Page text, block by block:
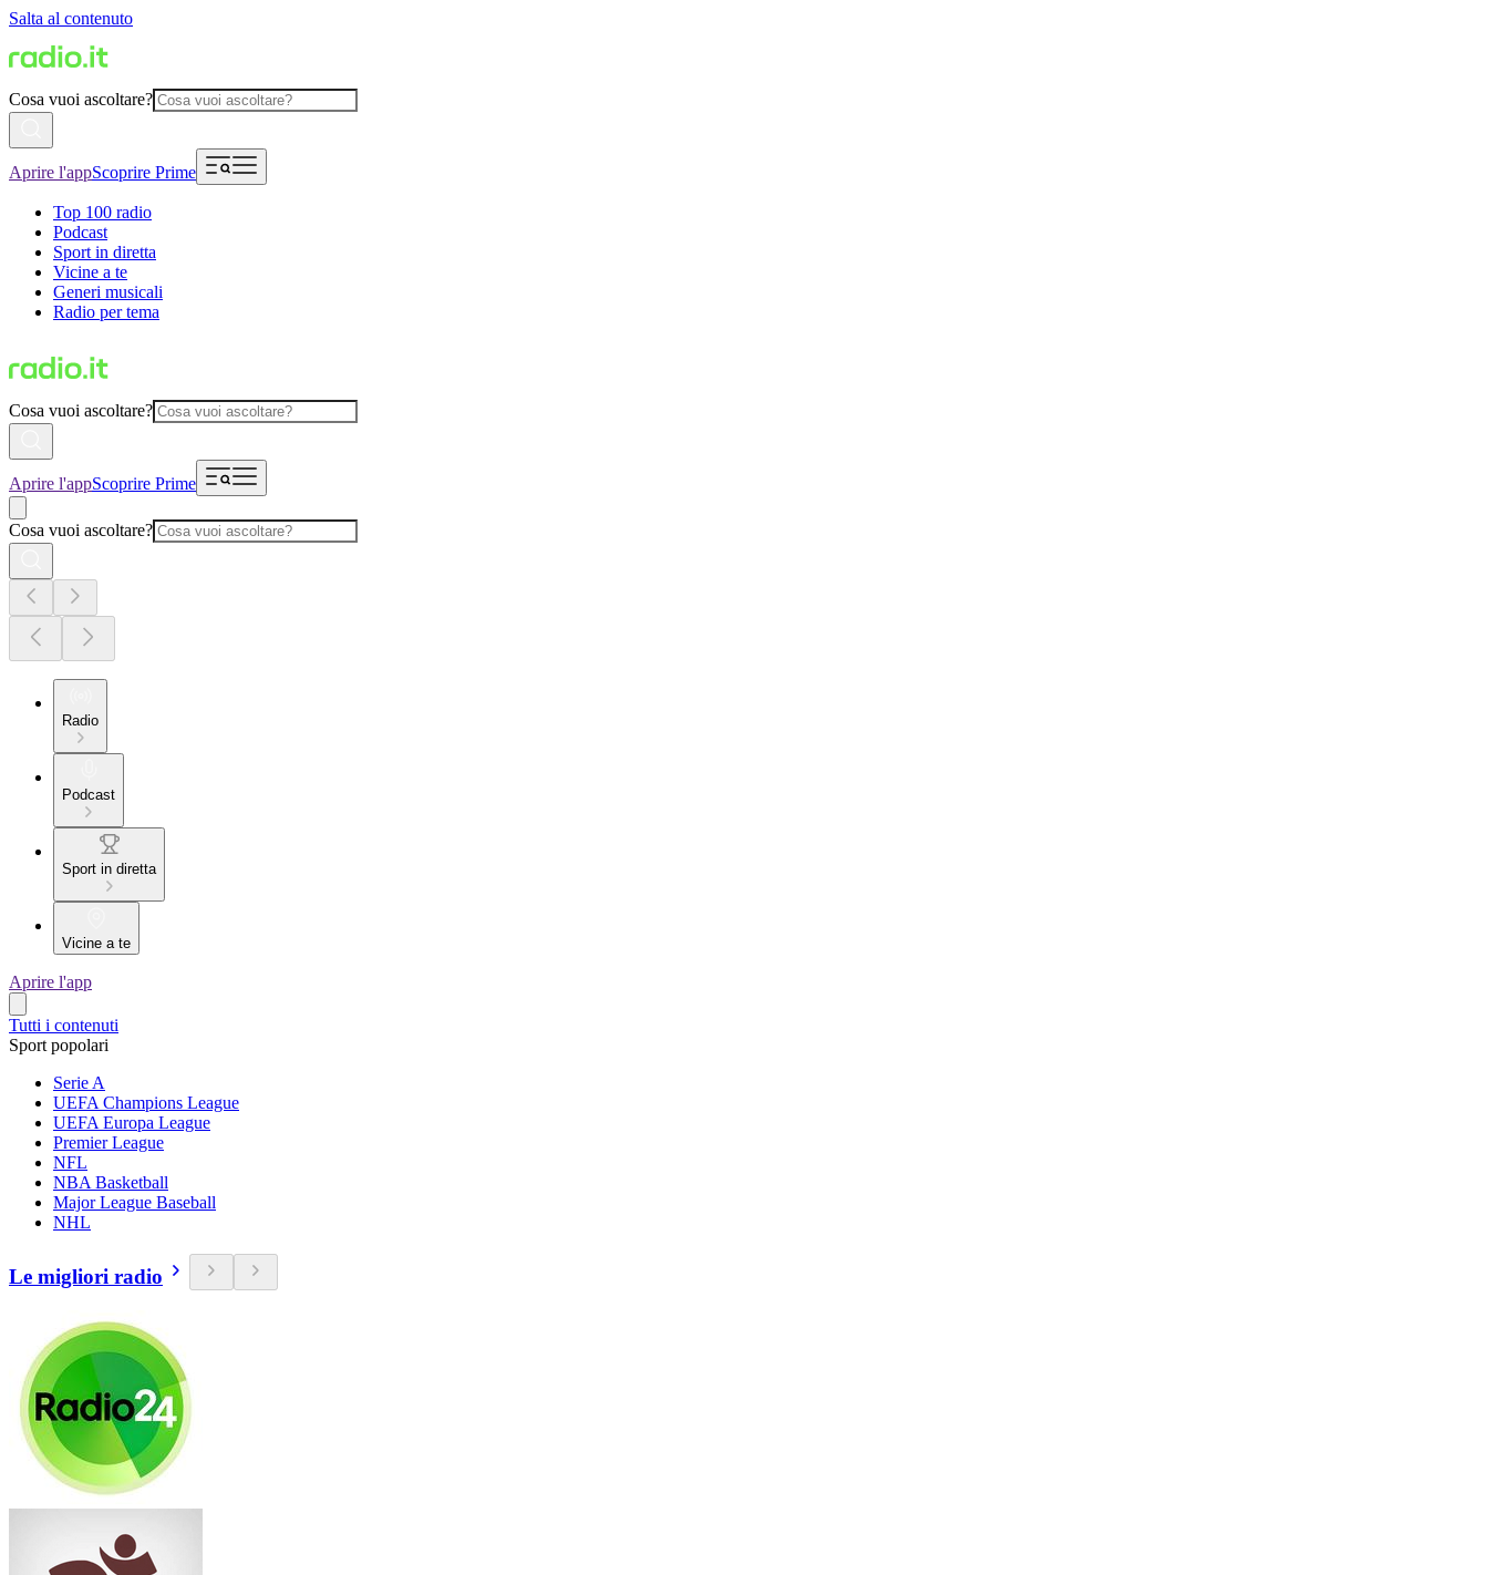
Salta al contenuto
Cosa vuoi ascoltare?
Aprire l'appScoprire Prime
Top 100 radio
Podcast
Sport in diretta
Vicine a te
Generi musicali
Radio per tema
Cosa vuoi ascoltare?
Aprire l'appScoprire Prime
Cosa vuoi ascoltare?
Radio
Podcast
Sport in diretta
Vicine a te
Aprire l'app
Tutti i contenuti
Sport popolari
Serie A
UEFA Champions League
UEFA Europa League
Premier League
NFL
NBA Basketball
Major League Baseball
NHL
Le migliori radio